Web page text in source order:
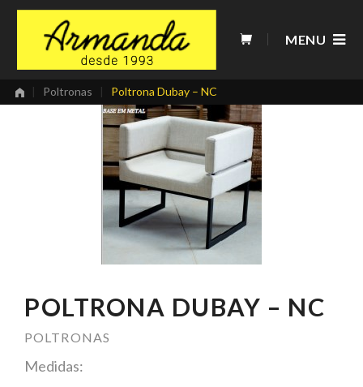
Skip
content
MENU
| Poltronas | Poltrona Dubay – NC
POLTRONA DUBAY – NC
POLTRONAS
Medidas: